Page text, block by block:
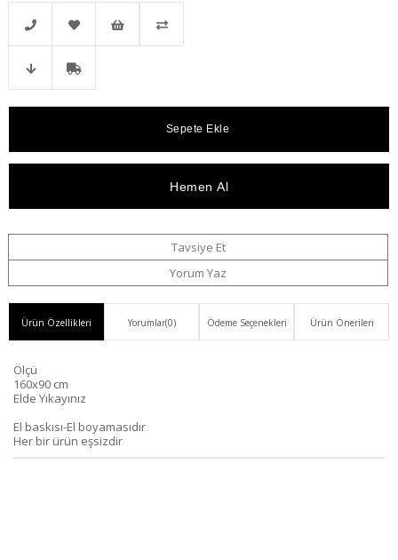
Telefonla Favorilere
Tavsiye Et
Yorum Yaz
Ürün Özellikleri Yorumlar(0) Ödeme Seçenekleri Ürün Önerileri
Ölçü
160x90 cm
Elde Yıkayınız
El baskısı-El boyamasıdır
Her bir ürün eşsizdir